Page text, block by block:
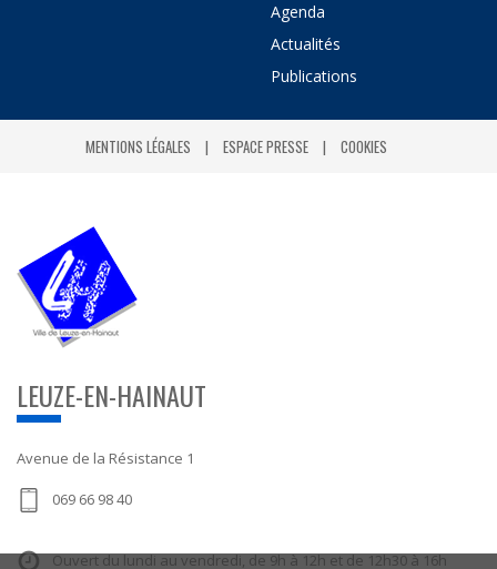
Agenda
Actualités
Publications
MENTIONS LÉGALES ESPACE PRESSE COOKIES
LEUZE-EN-HAINAUT
Avenue de la Résistance 1
069 66 98 40
Ouvert du lundi au vendredi, de 9h à 12h et de 12h30 à 16h